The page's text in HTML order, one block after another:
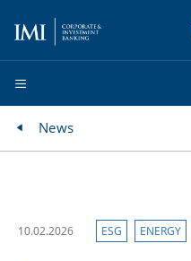
News
10.02.2026 ESG ENERGY